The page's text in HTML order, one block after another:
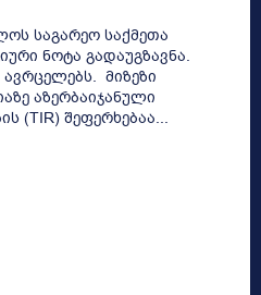
საგარეო საქმეთა
ნოტა გადაუგზავნა.
მიზეზი
აზერბაიჯანული
(TIR) შეფერხებაა...